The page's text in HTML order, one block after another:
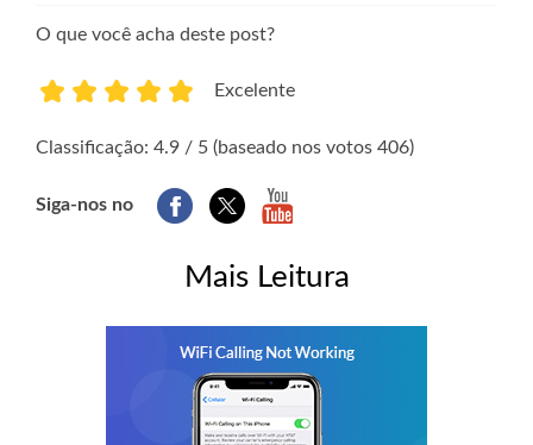
O que você acha deste post?
Excelente
Classificação: 4.9 / 5 (baseado nos votos 406)
Siga-nos no
Mais Leitura